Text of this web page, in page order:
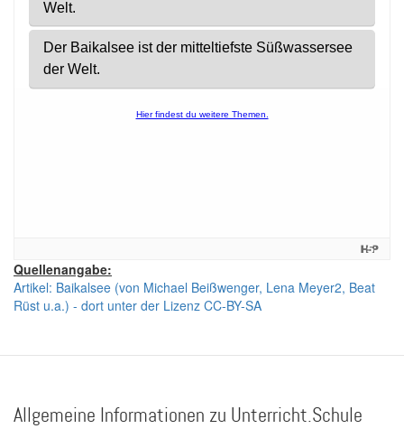
Quellenangabe:
Artikel: Baikalsee (von Michael Beißwenger, Lena Meyer2, Beat
Rüst u.a.) - dort unter der Lizenz CC-BY-SA
Allgemeine Informationen zu Unterricht.Schule